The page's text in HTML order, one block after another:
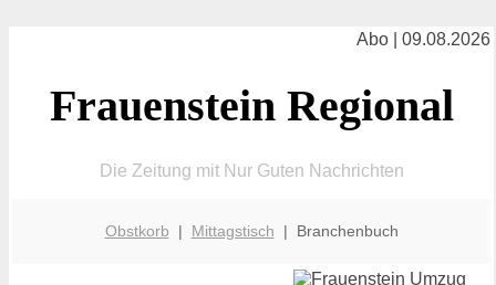
Abo | 09.08.2026
Frauenstein Regional
Die Zeitung mit Nur Guten Nachrichten
Obstkorb | Mittagstisch | Branchenbuch